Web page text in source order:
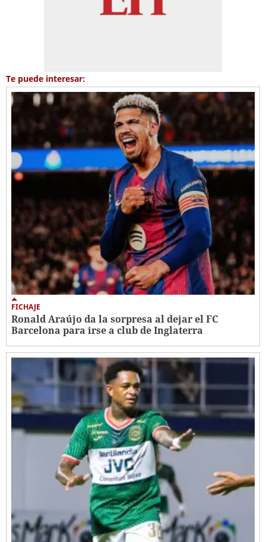
Te puede interesar:
FICHAJE
Ronald Araújo da la sorpresa al dejar el FC
Barcelona para irse a club de Inglaterra